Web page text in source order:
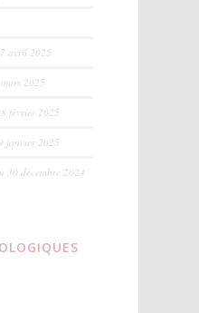
avril 2025
2025
février 2025
janvier 2025
30 décembre 2024